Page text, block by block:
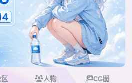
区 人物 CG图